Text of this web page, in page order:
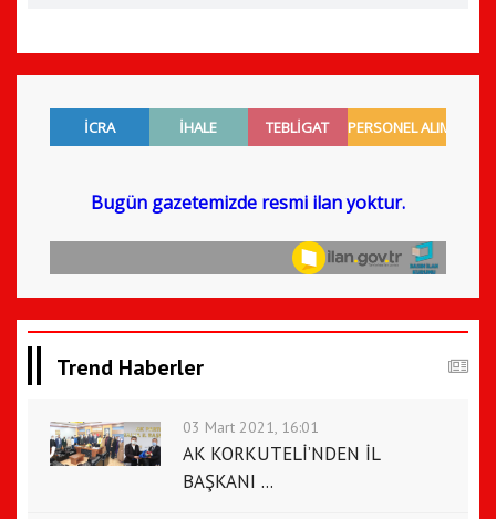
Trend Haberler
03 Mart 2021, 16:01
AK KORKUTELİ’NDEN İL
BAŞKANI ...